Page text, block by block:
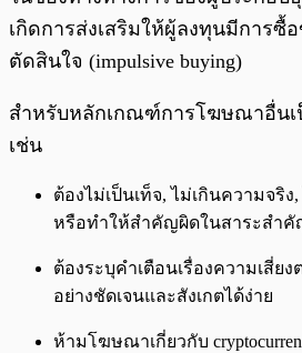
เกิดการส่งเสริมให้ผู้ลงทุนมีการซื้
ตัดสินใจ (impulsive buying)
สำหรับหลักเกณฑ์การโฆษณาอื่นเ
เช่น
ต้องไม่เป็นเท็จ, ไม่เกินความจริ
หรือทำให้สำคัญผิดในสาระสำคั
ต้องระบุคำเตือนเรื่องความเสี่ย
อย่างชัดเจนและสังเกตได้ง่าย
ห้ามโฆษณาเกี่ยวกับ